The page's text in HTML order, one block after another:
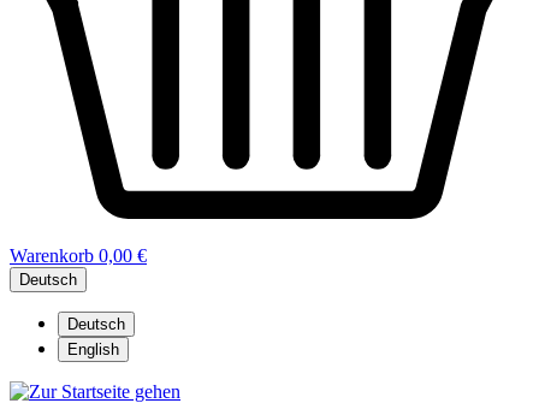
Warenkorb 0,00 €
Deutsch
Deutsch
English